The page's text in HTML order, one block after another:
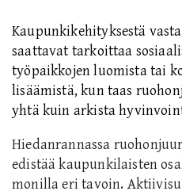
Kaupunkikehityksestä
saattavat tarkoittaa
työpaikkojen luomista tai
lisäämistä, kun taas
yhtä kuin arkista
Hiedanrannassa
edistää kaupunkilaisten
monilla eri tavoin.